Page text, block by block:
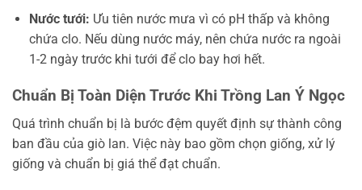
Nước tưới: Ưu tiên nước mưa vì có pH thấp và không
chứa clo. Nếu dùng nước máy, nên chứa nước ra ngoài
1-2 ngày trước khi tưới để clo bay hơi hết.
Chuẩn Bị Toàn Diện Trước Khi Trồng Lan Ý Ngọc
Quá trình chuẩn bị là bước đệm quyết định sự thành công
ban đầu của giò lan. Việc này bao gồm chọn giống, xử lý
giống và chuẩn bị giá thể đạt chuẩn.